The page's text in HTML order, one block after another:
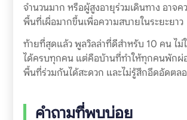
จำนวนมาก หรือผู้สูงอายุร่วมเดินทาง อาจค
พื้นที่เผื่อมากขึ้นเพื่อความสบายในระยะยาว
ท้ายที่สุดแล้ว พูลวิลล่าที่ดีสำหรับ 10 คน ไ
ได้ครบทุกคน แต่คือบ้านที่ทำให้ทุกคนพักผ่
พื้นที่ร่วมกันได้สะดวก และไม่รู้สึกอึดอัดตล
คำถามที่พบบ่อย